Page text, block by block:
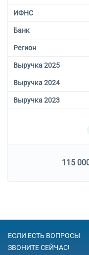
ИФНС
Банк
Регион
Выручка 2025
Выручка 2024
Выручка 2023
115
ЕСЛИ ЕСТЬ ВОПРОСЫ
ЗВОНИТЕ СЕЙЧАС!